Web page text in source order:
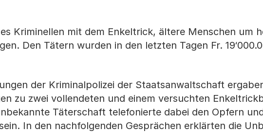
Kriminellen mit dem Enkeltrick, ältere Menschen um
Den Tätern wurden in den letzten Tagen Fr.
der Kriminalpolizei der Staatsanwaltschaft
zu zwei vollendeten und einem versuchten
Täterschaft telefonierte dabei den Opfern
In den nachfolgenden Gesprächen erklärten die